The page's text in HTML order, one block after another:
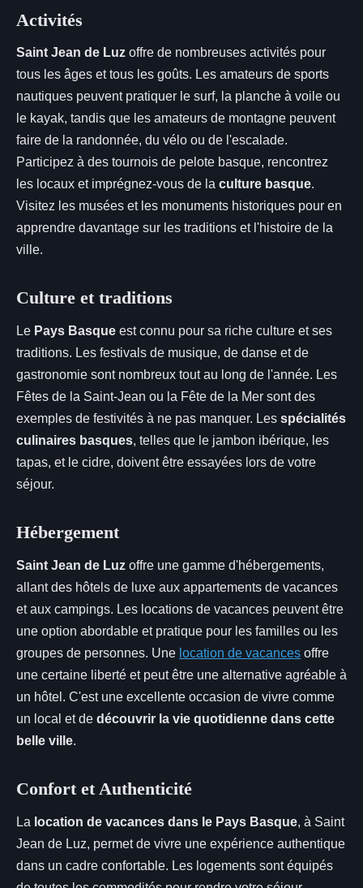
Activités
Saint Jean de Luz offre de nombreuses activités pour
tous les âges et tous les goûts. Les amateurs de sports
nautiques peuvent pratiquer le surf, la planche à voile ou
le kayak, tandis que les amateurs de montagne peuvent
faire de la randonnée, du vélo ou de l'escalade.
Participez à des tournois de pelote basque, rencontrez
les locaux et imprégnez-vous de la culture basque.
Visitez les musées et les monuments historiques pour en
apprendre davantage sur les traditions et l'histoire de la
ville.
Culture et traditions
Le Pays Basque est connu pour sa riche culture et ses
traditions. Les festivals de musique, de danse et de
gastronomie sont nombreux tout au long de l'année. Les
Fêtes de la Saint-Jean ou la Fête de la Mer sont des
exemples de festivités à ne pas manquer. Les spécialités
culinaires basques, telles que le jambon ibérique, les
tapas, et le cidre, doivent être essayées lors de votre
séjour.
Hébergement
Saint Jean de Luz offre une gamme d'hébergements,
allant des hôtels de luxe aux appartements de vacances
et aux campings. Les locations de vacances peuvent être
une option abordable et pratique pour les familles ou les
groupes de personnes. Une location de vacances offre
une certaine liberté et peut être une alternative agréable à
un hôtel. C'est une excellente occasion de vivre comme
un local et de découvrir la vie quotidienne dans cette
belle ville.
Confort et Authenticité
La location de vacances dans le Pays Basque, à Saint
Jean de Luz, permet de vivre une expérience authentique
dans un cadre confortable. Les logements sont équipés